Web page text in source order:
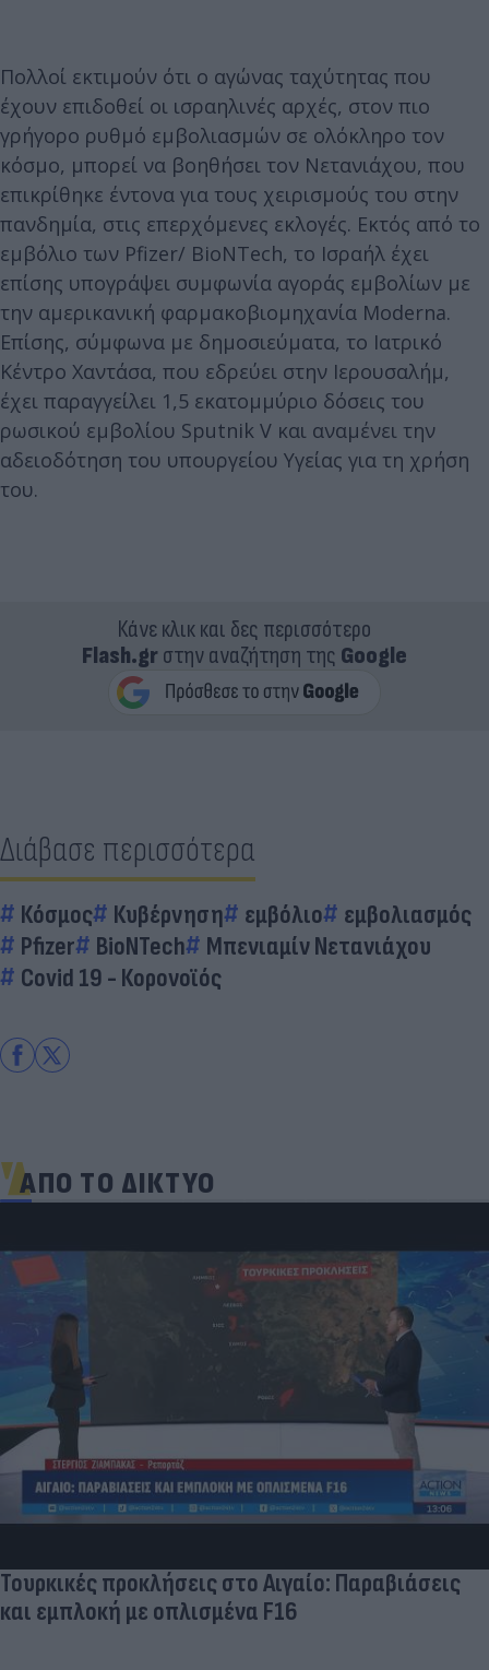
Πολλοί εκτιμούν ότι ο αγώνας ταχύτητας που
έχουν επιδοθεί οι ισραηλινές αρχές, στον πιο
γρήγορο ρυθμό εμβολιασμών σε ολόκληρο τον
κόσμο, μπορεί να βοηθήσει τον Νετανιάχου, που
επικρίθηκε έντονα για τους χειρισμούς του στην
πανδημία, στις επερχόμενες εκλογές. Εκτός από το
εμβόλιο των Pfizer/ BioNTech, το Ισραήλ έχει
επίσης υπογράψει συμφωνία αγοράς εμβολίων με
την αμερικανική φαρμακοβιομηχανία Moderna.
Επίσης, σύμφωνα με δημοσιεύματα, το Ιατρικό
Κέντρο Χαντάσα, που εδρεύει στην Ιερουσαλήμ,
έχει παραγγείλει 1,5 εκατομμύριο δόσεις του
ρωσικού εμβολίου Sputnik V και αναμένει την
αδειοδότηση του υπουργείου Υγείας για τη χρήση
του.
Κάνε κλικ και δες περισσότερο
Flash.grστην αναζήτηση της Google
Διάβασε περισσότερα
Κόσμος Κυβέρνηση εμβόλιο
εμβολιασμός
Pfizer
BioNTech
Μπενιαμίν Νετανιάχου
Covid 19 - Κορονοϊός
ΑΠΟ ΤΟ ΔΙΚΤΥΟ
Τουρκικές προκλήσεις στο Αιγαίο: Παραβιάσεις
και εμπλοκή με οπλισμένα F16